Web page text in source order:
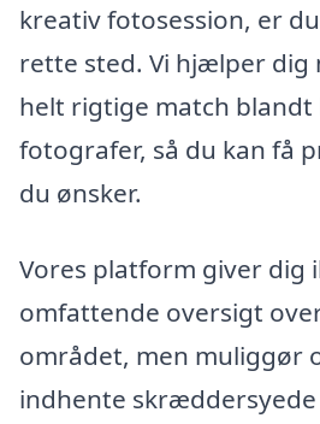
kreativ fotosession, er
rette sted. Vi hjælper dig
helt rigtige match blandt
fotografer, så du kan få
du ønsker.
Vores platform giver dig
omfattende oversigt
området, men muliggør
indhente skræddersyede